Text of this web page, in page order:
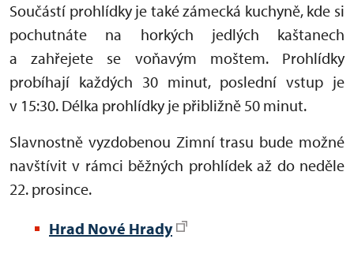
Součástí prohlídky je také zámecká kuchyně, kde si
pochutnáte na horkých jedlých kaštanech
a zahřejete se voňavým moštem. Prohlídky
probíhají každých 30 minut, poslední vstup je
v 15:30. Délka prohlídky je přibližně 50 minut.
Slavnostně vyzdobenou Zimní trasu bude možné
navštívit v rámci běžných prohlídek až do neděle
22. prosince.
Hrad Nové Hrady